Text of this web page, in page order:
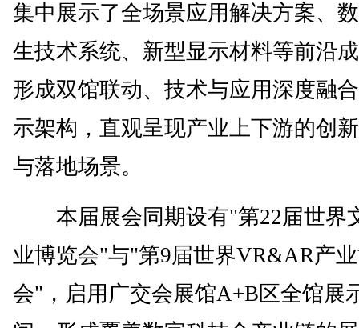
集中展示了全场景应用解决方案、
生技术系统、新型显示材料等前沿
形成双馆联动、技术与应用深度融
示架构，直观呈现产业上下游的创
与落地场景。
本届展会同期设有"第22届世界
业博览会"与"第9届世界VR&AR产
会"，启用广交会展馆A+B区全馆展